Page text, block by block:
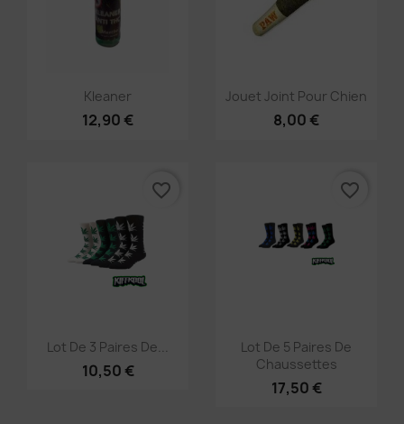
Aperçu rapide
Kleaner
12,90 €
Aperçu rapide
Jouet Joint Pour Chien
8,00 €
 Aperçu rapide
Lot De 3 Paires De...
10,50 €
favorite_border
Aperçu rapide
Lot De 5 Paires De
Chaussettes
17,50 €
favorite_border